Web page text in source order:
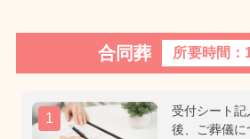
合同葬 所要時間：
1
受付シート
後、ご葬儀に